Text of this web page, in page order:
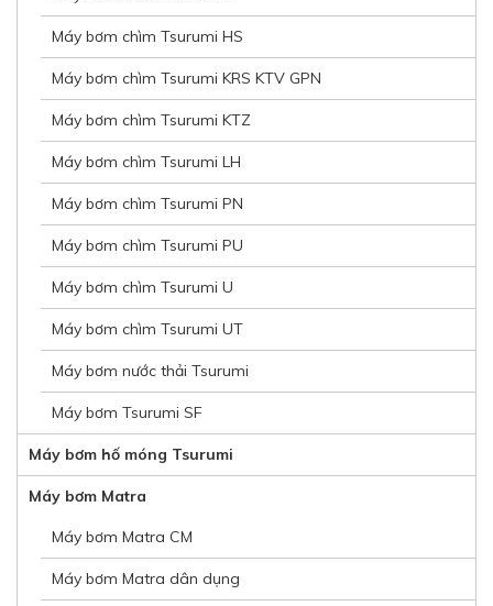
Máy bơm chìm Tsurumi HS
Máy bơm chìm Tsurumi KRS KTV GPN
Máy bơm chìm Tsurumi KTZ
Máy bơm chìm Tsurumi LH
Máy bơm chìm Tsurumi PN
Máy bơm chìm Tsurumi PU
Máy bơm chìm Tsurumi U
Máy bơm chìm Tsurumi UT
Máy bơm nước thải Tsurumi
Máy bơm Tsurumi SF
Máy bơm hố móng Tsurumi
Máy bơm Matra
Máy bơm Matra CM
Máy bơm Matra dân dụng